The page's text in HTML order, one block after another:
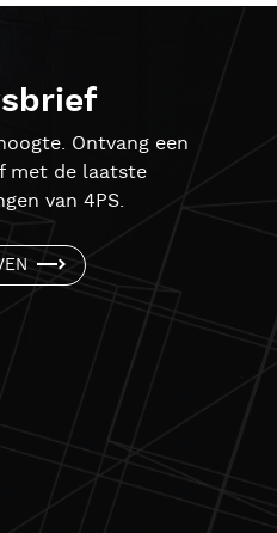
Ontvang een
met de laatste
van 4PS.